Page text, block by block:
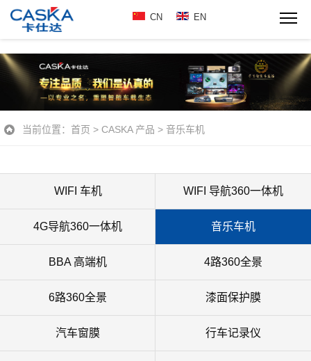
CN EN
当前位置： 首页 > CASKA 产品 > 音乐车机
WIFI 车机 WIFI 导航360一体机
4G导航360一体机 音乐车机
BBA 高端机 4路360全景
6路360全景 漆面保护膜
汽车窗膜 行车记录仪